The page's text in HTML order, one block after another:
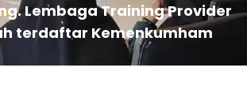
Lembaga Training Provider
terdaftar Kemenkumham